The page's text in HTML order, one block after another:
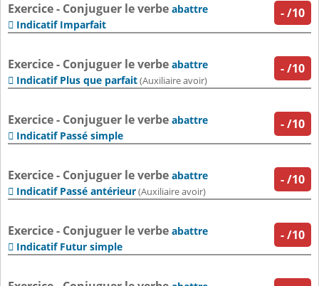
-/10
Exercice - Conjuguer le verbe abattre
 Indicatif Imparfait
-/10
Exercice - Conjuguer le verbe abattre
 Indicatif Plus que parfait(Auxiliaire avoir)
-/10
Exercice - Conjuguer le verbe abattre
 Indicatif Passé simple
-/10
Exercice - Conjuguer le verbe abattre
 Indicatif Passé antérieur(Auxiliaire avoir)
-/10
Exercice - Conjuguer le verbe abattre
 Indicatif Futur simple